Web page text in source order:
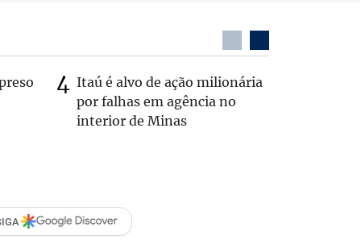
Itaú é alvo de ação milionária
por falhas em agência no
interior de Minas